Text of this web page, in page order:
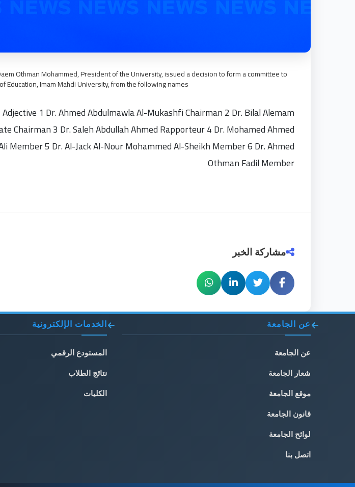
Othman Mohammed, President of the University, issued a decision to form a committee to
Education, Imam Mahdi University, from the following names
1 Dr. Ahmed Abdulmawla Al-Mukashfi Chairman 2 Dr. Bilal Alemam
Chairman 3 Dr. Saleh Abdullah Ahmed Rapporteur 4 Dr. Mohamed Ahmed
Member 5 Dr. Al-Jack Al-Nour Mohammed Al-Sheikh Member 6 Dr. Ahmed
Othman Fadil Member
مشاركة الخبر
عن الجامعة
عن الجامعة
شعار الجامعة
موقع الجامعة
قانون الجامعة
لوائح الجامعة
اتصل بنا
الخدمات الإلكترونية
المستودع الرقمي
نتائج الطلاب
الكليات